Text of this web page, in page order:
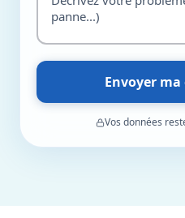
Envoyer
Vos données